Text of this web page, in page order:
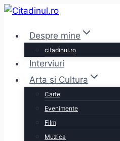
Skip
contentDespre mine
citadinul.ro
Interviuri
Arta si Cultura
Carte
Evenimente
Film
Muzica